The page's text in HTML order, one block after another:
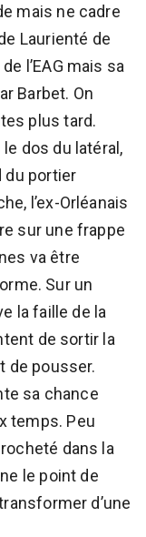
mais ne cadre
Laurienté de
l’EAG mais sa
Barbet. On
plus tard.
dos du latéral,
du portier
l’ex-Orléanais
sur une frappe
va être
Sur un
la faille de la
de sortir la
de pousser.
sa chance
temps. Peu
dans la
le point de
d’une